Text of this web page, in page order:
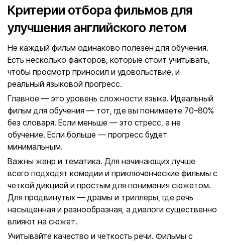
Критерии отбора фильмов для
улучшения английского летом
Не каждый фильм одинаково полезен для обучения.
Есть несколько факторов, которые стоит учитывать,
чтобы просмотр приносил и удовольствие, и
реальный языковой прогресс.
Главное — это уровень сложности языка. Идеальный
фильм для обучения — тот, где вы понимаете 70–80%
без словаря. Если меньше — это стресс, а не
обучение. Если больше — прогресс будет
минимальным.
Важны жанр и тематика. Для начинающих лучше
всего подходят комедии и приключенческие фильмы с
четкой дикцией и простым для понимания сюжетом.
Для продвинутых — драмы и триллеры, где речь
насыщенная и разнообразная, а диалоги существенно
влияют на сюжет.
Учитывайте качество и четкость речи. Фильмы с